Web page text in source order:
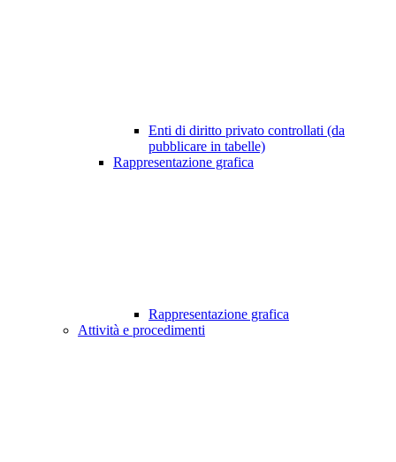
Enti di diritto privato controllati (da
pubblicare in tabelle)
Rappresentazione grafica
Rappresentazione grafica
Attività e procedimenti